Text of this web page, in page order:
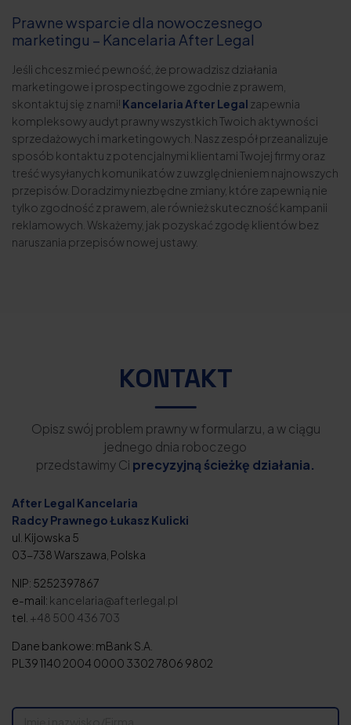
Prawne wsparcie dla nowoczesnego
marketingu – Kancelaria After Legal
Jeśli chcesz mieć pewność, że prowadzisz działania
marketingowe i prospectingowe zgodnie z prawem,
skontaktuj się z nami! Kancelaria After Legal zapewnia
kompleksowy audyt prawny wszystkich Twoich aktywności
sprzedażowych i marketingowych. Nasz zespół przeanalizuje
sposób kontaktu z potencjalnymi klientami Twojej firmy oraz
treść wysyłanych komunikatów z uwzględnieniem najnowszych
przepisów. Doradzimy niezbędne zmiany, które zapewnią nie
tylko zgodność z prawem, ale również skuteczność kampanii
reklamowych. Wskażemy, jak pozyskać zgodę klientów bez
naruszania przepisów nowej ustawy.
KONTAKT
Opisz swój problem prawny w formularzu, a w ciągu
jednego dnia roboczego
przedstawimy Ci precyzyjną ścieżkę działania.
After Legal Kancelaria
Radcy Prawnego Łukasz Kulicki
ul. Kijowska 5
03-738 Warszawa, Polska
NIP: 5252397867
e-mail: kancelaria@afterlegal.pl
tel. +48 500 436 703
Dane bankowe: mBank S.A.
PL39 1140 2004 0000 3302 7806 9802